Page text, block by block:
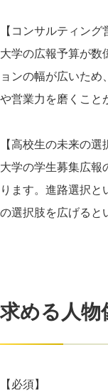
【コンサルティン
大学の広報予算が数
ョンの幅が広いため
や営業力を磨くこと
【高校生の未来の選
大学の学生募集広報
ります。進路選択
の選択肢を広げると
求める人物
【必須】